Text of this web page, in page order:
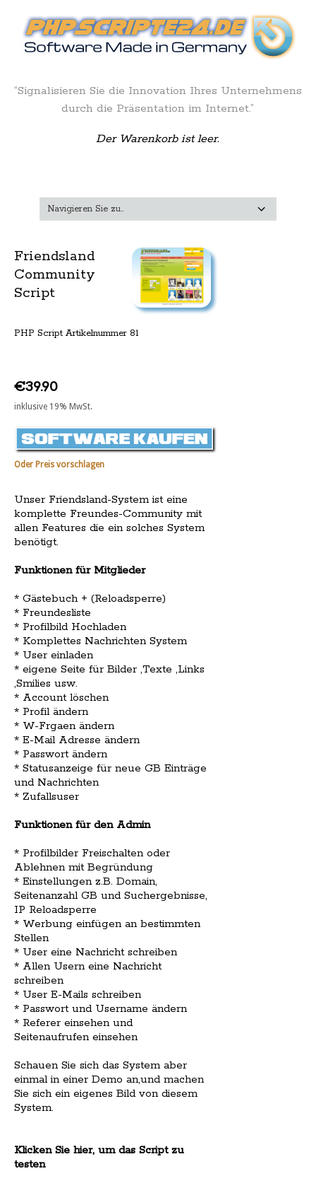
“Signalisieren Sie die Innovation Ihres Unternehmens
durch die Präsentation im Internet.”
Der Warenkorb ist leer.
Friendsland
Community
Script
PHP Script Artikelnummer 81
€39.90
inklusive 19% MwSt.
Oder Preis vorschlagen
Unser Friendsland-System ist eine
komplette Freundes-Community mit
allen Features die ein solches System
benötigt.
Funktionen für Mitglieder
* Gästebuch + (Reloadsperre)
* Freundesliste
* Profilbild Hochladen
* Komplettes Nachrichten System
* User einladen
* eigene Seite für Bilder ,Texte ,Links
,Smilies usw.
* Account löschen
* Profil ändern
* W-Frgaen ändern
* E-Mail Adresse ändern
* Passwort ändern
* Statusanzeige für neue GB Einträge
und Nachrichten
* Zufallsuser
Funktionen für den Admin
* Profilbilder Freischalten oder
Ablehnen mit Begründung
* Einstellungen z.B. Domain,
Seitenanzahl GB und Suchergebnisse,
IP Reloadsperre
* Werbung einfügen an bestimmten
Stellen
* User eine Nachricht schreiben
* Allen Usern eine Nachricht
schreiben
* User E-Mails schreiben
* Passwort und Username ändern
* Referer einsehen und
Seitenaufrufen einsehen
Schauen Sie sich das System aber
einmal in einer Demo an,und machen
Sie sich ein eigenes Bild von diesem
System.
Klicken Sie hier, um das Script zu
testen